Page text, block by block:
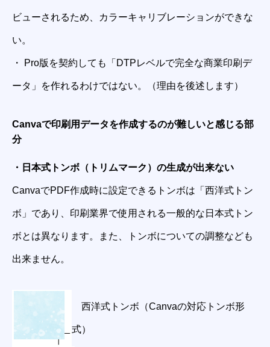
ビューされるため、カラーキャリブレーションができな
い。
・ Pro版を契約しても「DTPレベルで完全な商業印刷デ
ータ」を作れるわけではない。（理由を後述します）
Canvaで印刷用データを作成するのが難しいと感じる部
分
・日本式トンボ（トリムマーク）の生成が出来ない
CanvaでPDF作成時に設定できるトンボは「西洋式トン
ボ」であり、印刷業界で使用される一般的な日本式トン
ボとは異なります。また、トンボについての調整なども
出来ません。
西洋式トンボ（Canvaの対応トンボ形
式）